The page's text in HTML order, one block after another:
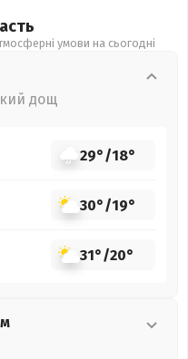
умови на сьогодні
дощ
29°/18°
30°/19°
31°/20°